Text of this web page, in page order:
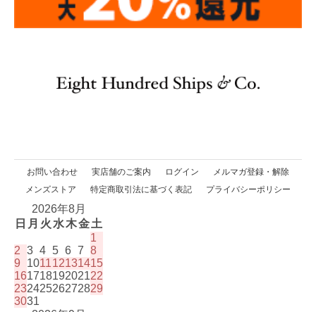
お問い合わせ 実店舗のご案内 ログイン
メルマガ登録・解除
メンズストア
特定商取引法に基づく表記 プライバシーポリシー
2026年8月
日 月 火 水木金土
1
2 3 4 5 6 7 8
9
101112131415
16171819202122
23242526272829
3031